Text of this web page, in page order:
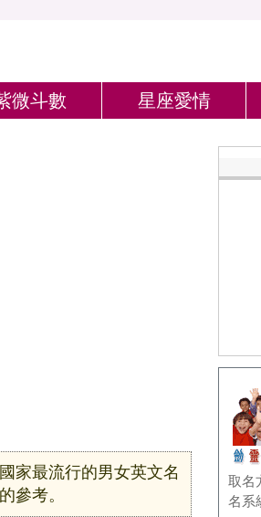
微斗數 星座愛情
家最流行的男女英文名
參考。
取名
名系